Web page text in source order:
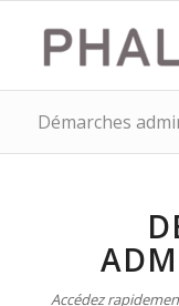
Démarches
Accédez